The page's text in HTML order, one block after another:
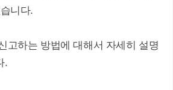
니다.
고하는 방법에 대해서 자세히 설명
.